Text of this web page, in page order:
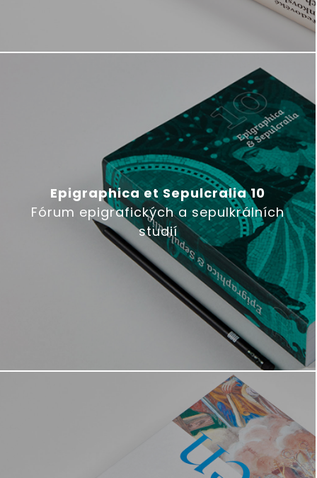
Epigraphica et Sepulcralia 10
Fórum epigrafických a sepulkrálních
studií